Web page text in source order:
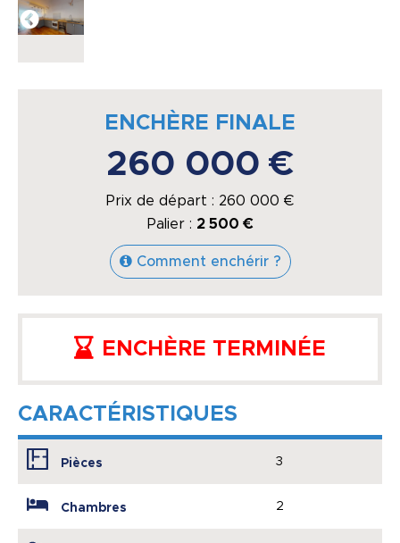
ENCHÈRE FINALE
260 000 €
Prix de départ : 260 000 €
Palier : 2 500 €
Comment enchérir ?
ENCHÈRE TERMINÉE
CARACTÉRISTIQUES
Pièces 3
Chambres 2